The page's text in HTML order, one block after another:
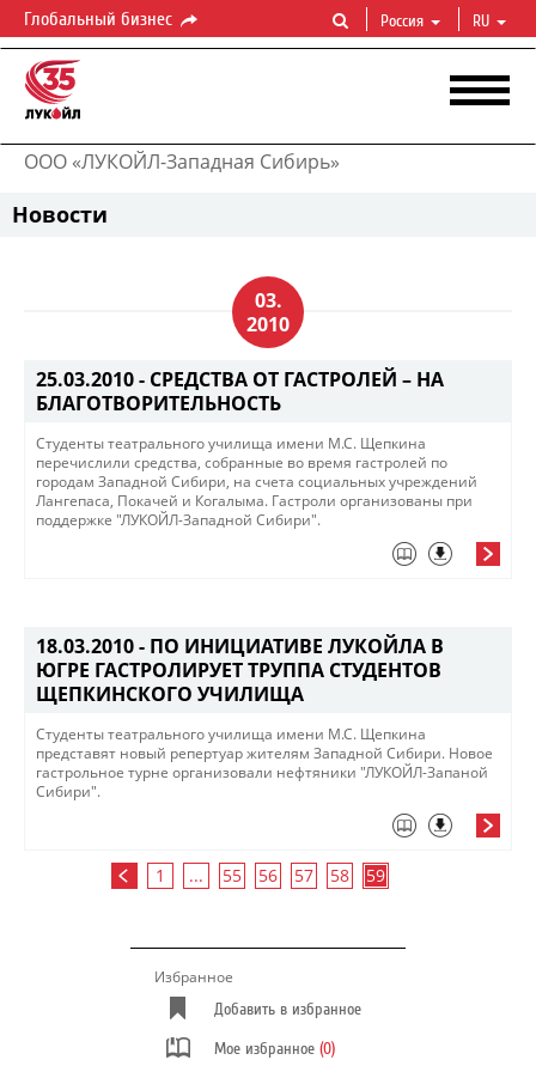
Глобальный бизнес Россия RU
ООО «ЛУКОЙЛ-Западная Сибирь»
Новости
03.
2010
25.03.2010 - СРЕДСТВА ОТ ГАСТРОЛЕЙ – НА
БЛАГОТВОРИТЕЛЬНОСТЬ
Студенты театрального училища имени М.С. Щепкина
перечислили средства, собранные во время гастролей по
городам Западной Сибири, на счета социальных учреждений
Лангепаса, Покачей и Когалыма. Гастроли организованы при
поддержке "ЛУКОЙЛ-Западной Сибири".
18.03.2010 - ПО ИНИЦИАТИВЕ ЛУКОЙЛА В
ЮГРЕ ГАСТРОЛИРУЕТ ТРУППА СТУДЕНТОВ
ЩЕПКИНСКОГО УЧИЛИЩА
Студенты театрального училища имени М.С. Щепкина
представят новый репертуар жителям Западной Сибири. Новое
гастрольное турне организовали нефтяники "ЛУКОЙЛ-Запаной
Сибири".
1 ... 55 56 57 58 59
Избранное
Добавить в избранное
Мое избранное (0)